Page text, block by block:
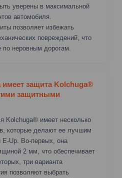
уверены в максимальной
автомобиля.
позволяет избежать
повреждений, что
неровным дорогам.
имеет защита Kolchuga®
защитными
Kolchuga® имеет несколько
которые делают ее лучшим
Up. Во-первых, она
2 мм, что обеспечивает
три варианта
позволяют выбрать